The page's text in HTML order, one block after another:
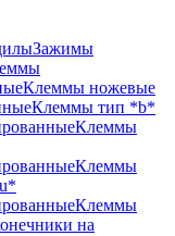
Зажимы
Клеммы ножевые
Клеммы тип *b*
Клеммы
Клеммы
Клеммы
на